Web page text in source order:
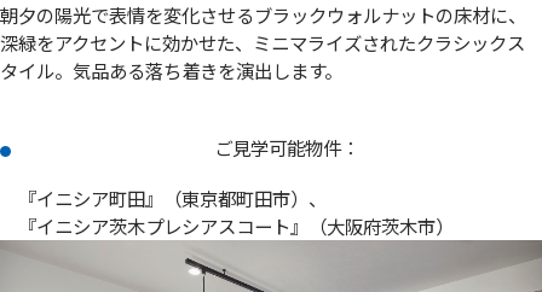
朝夕の陽光で表情を変化させるブラックウォルナットの床材に、
深緑をアクセントに効かせた、ミニマライズされたクラシックス
タイル。気品ある落ち着きを演出します。
ご見学可能物件：
『イニシア町田』（東京都町田市）、
『イニシア茨木プレシアスコート』（大阪府茨木市）